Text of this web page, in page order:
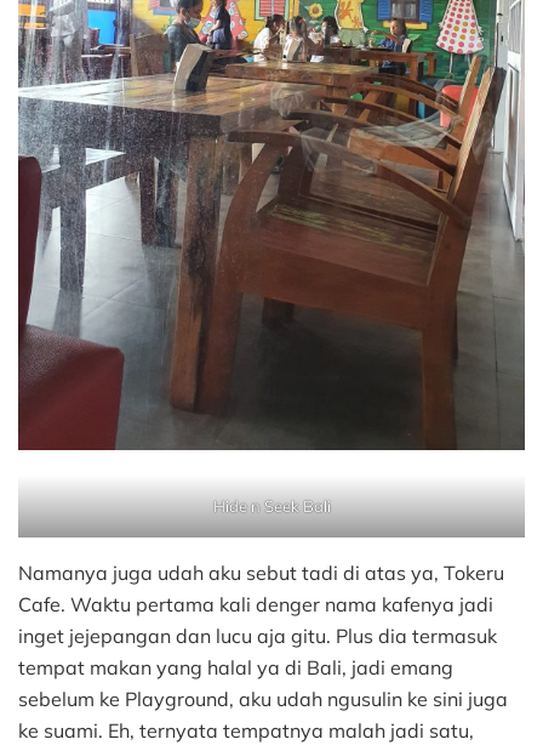
Hide n Seek Bali
Namanya juga udah aku sebut tadi di atas ya, Tokeru
Cafe. Waktu pertama kali denger nama kafenya jadi
inget jejepangan dan lucu aja gitu. Plus dia termasuk
tempat makan yang halal ya di Bali, jadi emang
sebelum ke Playground, aku udah ngusulin ke sini juga
ke suami. Eh, ternyata tempatnya malah jadi satu,